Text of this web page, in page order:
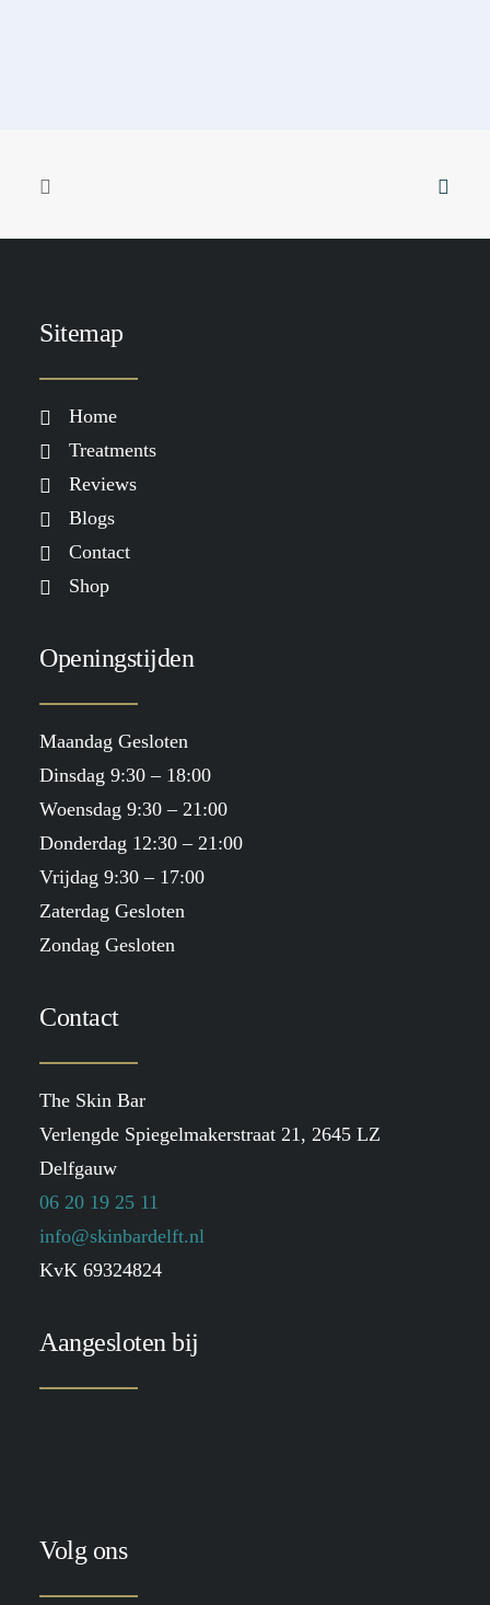
Sitemap
Home
Treatments
Reviews
Blogs
Contact
Shop
Openingstijden
Maandag Gesloten
Dinsdag 9:30 – 18:00
Woensdag 9:30 – 21:00
Donderdag 12:30 – 21:00
Vrijdag 9:30 – 17:00
Zaterdag Gesloten
Zondag Gesloten
Contact
The Skin Bar
Verlengde Spiegelmakerstraat 21, 2645 LZ
Delfgauw
06 20 19 25 11
info@skinbardelft.nl
KvK 69324824
Aangesloten bij
Volg ons